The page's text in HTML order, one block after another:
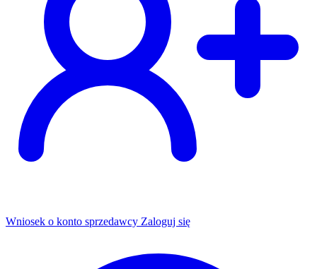
Wniosek o konto sprzedawcy Zaloguj się